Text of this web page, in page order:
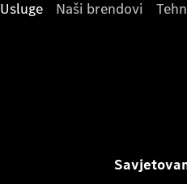
Usluge Naši brendovi